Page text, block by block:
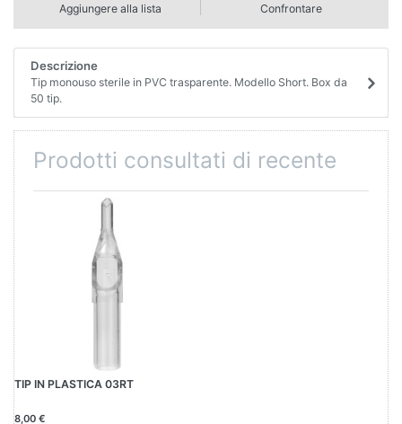
Aggiungere alla lista Confrontare
Descrizione
Tip monouso sterile in PVC trasparente. Modello Short. Box da
50 tip.
Prodotti consultati di recente
TIP IN PLASTICA 03RT
8,00 €